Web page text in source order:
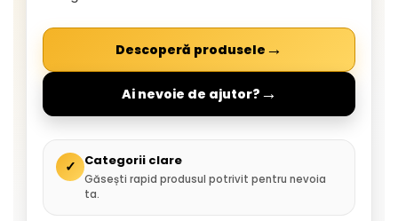
Descoperă produsele →
Ai nevoie de ajutor? →
✓ Categorii clare
Găsești rapid produsul potrivit pentru nevoia
ta.